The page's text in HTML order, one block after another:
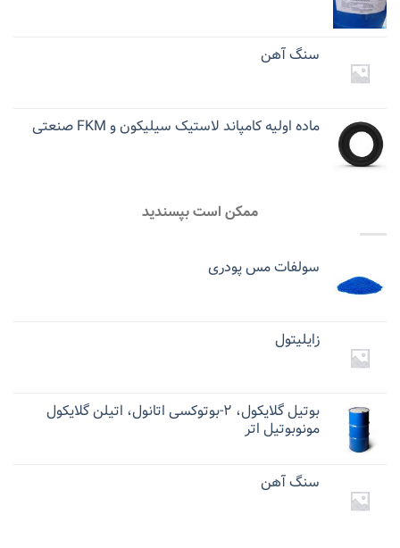
سنگ آهن
ماده اولیه کامپاند لاستیک سیلیکون و FKM صنعتی
ممکن است بپسندید
سولفات مس پودری
زایلیتول
بوتیل گلایکول، ۲-بوتوکسی اتانول، اتیلن گلایکول
مونوبوتیل اتر
سنگ آهن